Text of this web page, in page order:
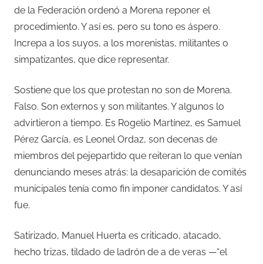
de la Federación ordenó a Morena reponer el
procedimiento. Y así es, pero su tono es áspero.
Increpa a los suyos, a los morenistas, militantes o
simpatizantes, que dice representar.
Sostiene que los que protestan no son de Morena.
Falso. Son externos y son militantes. Y algunos lo
advirtieron a tiempo. Es Rogelio Martínez, es Samuel
Pérez García, es Leonel Ordaz, son decenas de
miembros del pejepartido que reiteran lo que venían
denunciando meses atrás: la desaparición de comités
municipales tenía como fin imponer candidatos. Y así
fue.
Satirizado, Manuel Huerta es criticado, atacado,
hecho trizas, tildado de ladrón de a de veras —“el